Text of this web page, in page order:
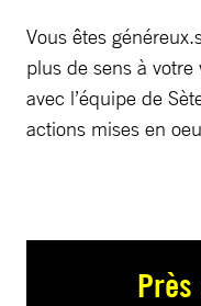
Vous êtes
plus de sens à
avec l’équipe de
actions mises en
Près